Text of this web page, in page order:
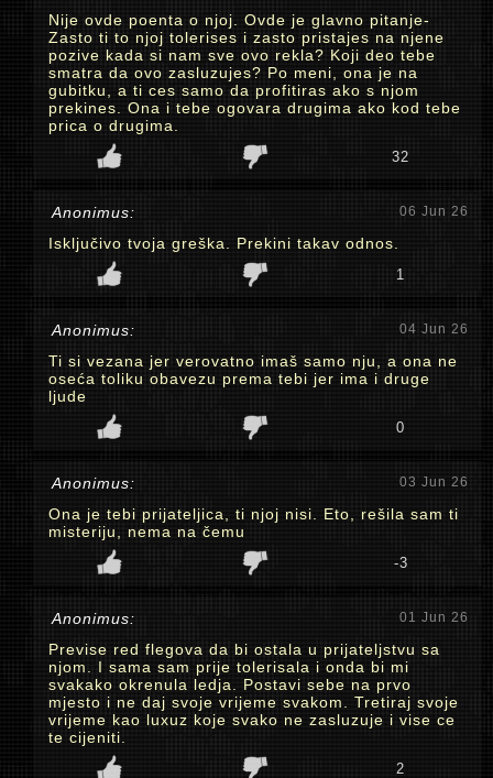
Nije ovde poenta o njoj. Ovde je glavno pitanje-
Zasto ti to njoj tolerises i zasto pristajes na njene
pozive kada si nam sve ovo rekla? Koji deo tebe
smatra da ovo zasluzujes? Po meni, ona je na
gubitku, a ti ces samo da profitiras ako s njom
prekines. Ona i tebe ogovara drugima ako kod tebe
prica o drugima.
32
Anonimus: 06 Jun 26
Isključivo tvoja greška. Prekini takav odnos.
1
Anonimus: 04 Jun 26
Ti si vezana jer verovatno imaš samo nju, a ona ne
oseća toliku obavezu prema tebi jer ima i druge
ljude
0
Anonimus: 03 Jun 26
Ona je tebi prijateljica, ti njoj nisi. Eto, rešila sam ti
misteriju, nema na čemu
-3
Anonimus: 01 Jun 26
Previse red flegova da bi ostala u prijateljstvu sa
njom. I sama sam prije tolerisala i onda bi mi
svakako okrenula ledja. Postavi sebe na prvo
mjesto i ne daj svoje vrijeme svakom. Tretiraj svoje
vrijeme kao luxuz koje svako ne zasluzuje i vise ce
te cijeniti.
2